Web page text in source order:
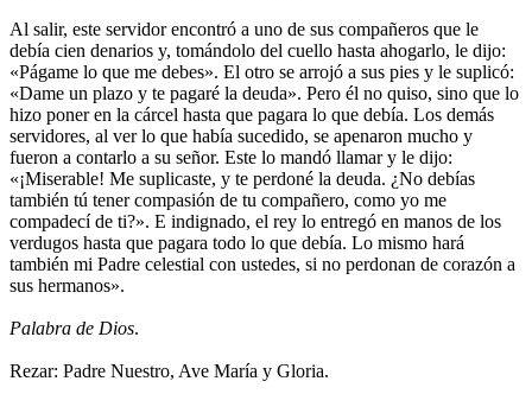
Al salir, este servidor encontró a uno de sus compañeros que le
debía cien denarios y, tomándolo del cuello hasta ahogarlo, le dijo:
«Págame lo que me debes». El otro se arrojó a sus pies y le suplicó:
«Dame un plazo y te pagaré la deuda». Pero él no quiso, sino que lo
hizo poner en la cárcel hasta que pagara lo que debía. Los demás
servidores, al ver lo que había sucedido, se apenaron mucho y
fueron a contarlo a su señor. Este lo mandó llamar y le dijo:
«¡Miserable! Me suplicaste, y te perdoné la deuda. ¿No debías
también tú tener compasión de tu compañero, como yo me
compadecí de ti?». E indignado, el rey lo entregó en manos de los
verdugos hasta que pagara todo lo que debía. Lo mismo hará
también mi Padre celestial con ustedes, si no perdonan de corazón a
sus hermanos».
Palabra de Dios.
Rezar: Padre Nuestro, Ave María y Gloria.